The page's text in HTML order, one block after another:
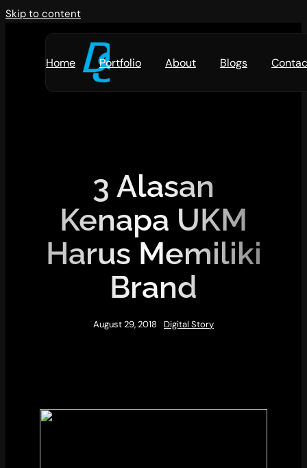
Skip to content
Home Portfolio About Blogs
3 Alasan
Kenapa UKM
Harus Memiliki
Brand
August 29, 2018 Digital Story